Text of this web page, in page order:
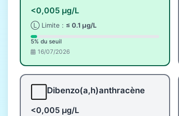
<0,005 µg/L
Ⓛ Limite : ≤ 0.1 µg/L
5% du seuil
16/07/2026
Dibenzo(a,h)anthracène
<0,005 µg/L